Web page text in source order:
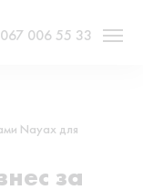
006 55 33
Nayax для
за